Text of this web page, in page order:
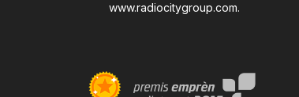
www.radiocitygroup.com.